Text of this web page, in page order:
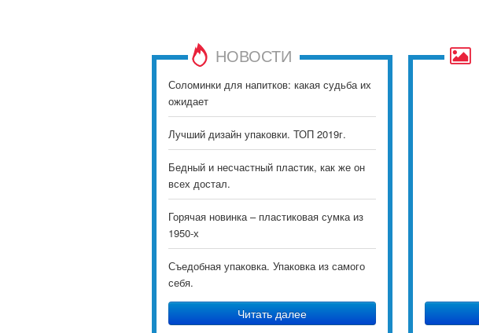
НОВОСТИ
Соломинки для напитков: какая судьба их
ожидает
Лучший дизайн упаковки. ТОП 2019г.
Бедный и несчастный пластик, как же он
всех достал.
Горячая новинка – пластиковая сумка из
1950-х
Съедобная упаковка. Упаковка из самого
себя.
Читать далее